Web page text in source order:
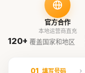
官方合作
本地运营商直充
120+ 覆盖国家和地区
01 填写号码